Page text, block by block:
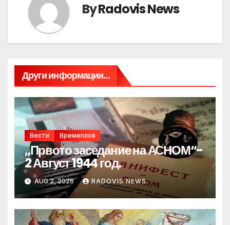
ByRadovis News
Други информации...
Вести Времеплов
„Првото заседание на АСНОМ“-
2 Август 1944 год.
AUG 2, 2026 RADOVIS NEWS